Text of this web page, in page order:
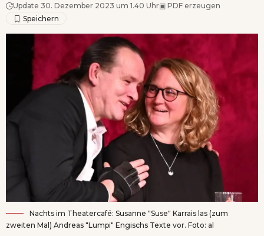
Update 30. Dezember 2023 um 1.40 Uhr▣ PDF erzeugen
Nachts im Theatercafé: Susanne "Suse" Karrais las (zum
zweiten Mal) Andreas "Lumpi" Engischs Texte vor. Foto: al